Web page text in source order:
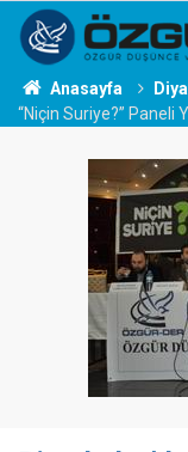
Anasayfa
“Niçin Suriye?” Paneli